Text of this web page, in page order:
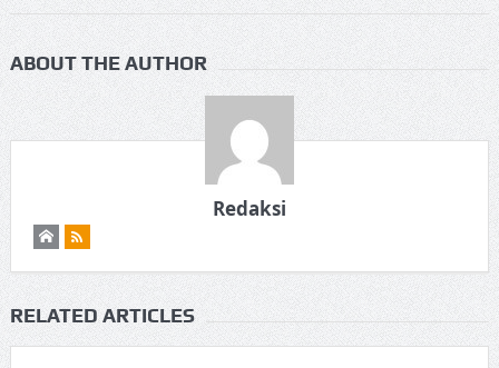
ABOUT THE AUTHOR
Redaksi
RELATED ARTICLES